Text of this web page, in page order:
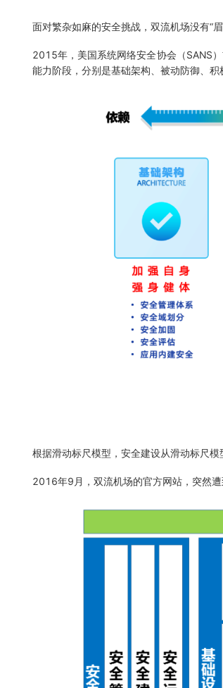
面对繁杂如麻的安全挑战，双流机场没有“
2015年，美国系统网络安全协会（SANS
能力阶段，分别是基础架构、被动防御、
根据滑动标尺模型，安全建设从滑动标尺
2016年9月，双流机场的官方网站，突然